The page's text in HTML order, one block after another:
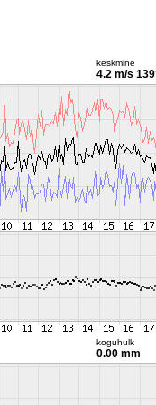
keskmine
4.2 m/s
koguhulk
0.00 mm